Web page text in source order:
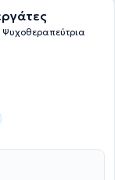
Ψυχοθεραπεύτρια